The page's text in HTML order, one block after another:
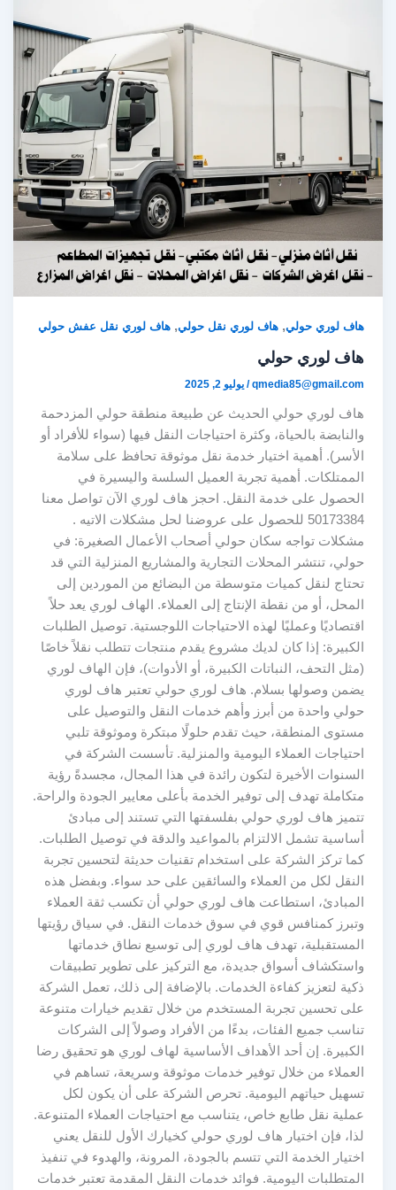
هاف لوري حولي,هاف لوري نقل حولي,هاف لوري نقل عفش حولي
هاف لوري حولي
qmedia85@gmail.com
/يوليو 2, 2025
هاف لوري حولي الحديث عن طبيعة منطقة حولي المزدحمة
والنابضة بالحياة، وكثرة احتياجات النقل فيها (سواء للأفراد أو
الأسر). أهمية اختيار خدمة نقل موثوقة تحافظ على سلامة
الممتلكات. أهمية تجربة العميل السلسة واليسيرة في
الحصول على خدمة النقل. احجز هاف لوري الآن تواصل معنا
50173384 للحصول على عروضنا لحل مشكلات الاتيه .
مشكلات تواجه سكان حولي أصحاب الأعمال الصغيرة: في
حولي، تنتشر المحلات التجارية والمشاريع المنزلية التي قد
تحتاج لنقل كميات متوسطة من البضائع من الموردين إلى
المحل، أو من نقطة الإنتاج إلى العملاء. الهاف لوري يعد حلاً
اقتصاديًا وعمليًا لهذه الاحتياجات اللوجستية. توصيل الطلبات
الكبيرة: إذا كان لديك مشروع يقدم منتجات تتطلب نقلاً خاصًا
(مثل التحف، النباتات الكبيرة، أو الأدوات)، فإن الهاف لوري
يضمن وصولها بسلام. هاف لوري حولي تعتبر هاف لوري
حولي واحدة من أبرز وأهم خدمات النقل والتوصيل على
مستوى المنطقة، حيث تقدم حلولًا مبتكرة وموثوقة تلبي
احتياجات العملاء اليومية والمنزلية. تأسست الشركة في
السنوات الأخيرة لتكون رائدة في هذا المجال، مجسدةً رؤية
متكاملة تهدف إلى توفير الخدمة بأعلى معايير الجودة والراحة.
تتميز هاف لوري حولي بفلسفتها التي تستند إلى مبادئ
أساسية تشمل الالتزام بالمواعيد والدقة في توصيل الطلبات.
كما تركز الشركة على استخدام تقنيات حديثة لتحسين تجربة
النقل لكل من العملاء والسائقين على حد سواء. وبفضل هذه
المبادئ، استطاعت هاف لوري حولي أن تكسب ثقة العملاء
وتبرز كمنافس قوي في سوق خدمات النقل. في سياق رؤيتها
المستقبلية، تهدف هاف لوري إلى توسيع نطاق خدماتها
واستكشاف أسواق جديدة، مع التركيز على تطوير تطبيقات
ذكية لتعزيز كفاءة الخدمات. بالإضافة إلى ذلك، تعمل الشركة
على تحسين تجربة المستخدم من خلال تقديم خيارات متنوعة
تناسب جميع الفئات، بدءًا من الأفراد وصولاً إلى الشركات
الكبيرة. إن أحد الأهداف الأساسية لهاف لوري هو تحقيق رضا
العملاء من خلال توفير خدمات موثوقة وسريعة، تساهم في
تسهيل حياتهم اليومية. تحرص الشركة على أن يكون لكل
عملية نقل طابع خاص، يتناسب مع احتياجات العملاء المتنوعة.
لذا، فإن اختيار هاف لوري حولي كخيارك الأول للنقل يعني
اختيار الخدمة التي تتسم بالجودة، المرونة، والهدوء في تنفيذ
المتطلبات اليومية. فوائد خدمات النقل المقدمة تعتبر خدمات